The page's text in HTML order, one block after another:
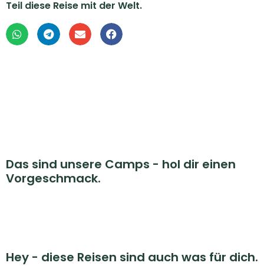
Teil diese Reise mit der Welt.
Das sind unsere Camps - hol dir einen
Vorgeschmack.
Hey - diese Reisen sind auch was für dich.